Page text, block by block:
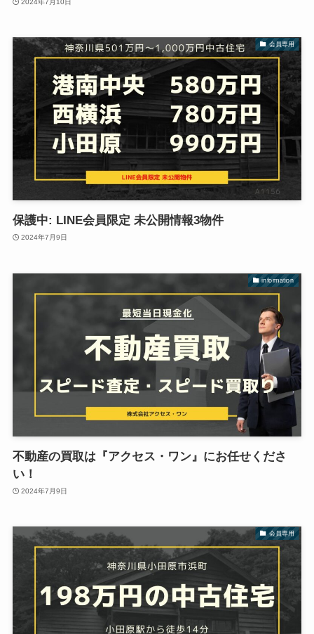
会員専用
保護中: LINE会員限定 未公開情報3物件
2024年7月9日
information
不動産の買取は『アクセス・ワン』にお任せくださ
い！
2024年7月9日
会員専用